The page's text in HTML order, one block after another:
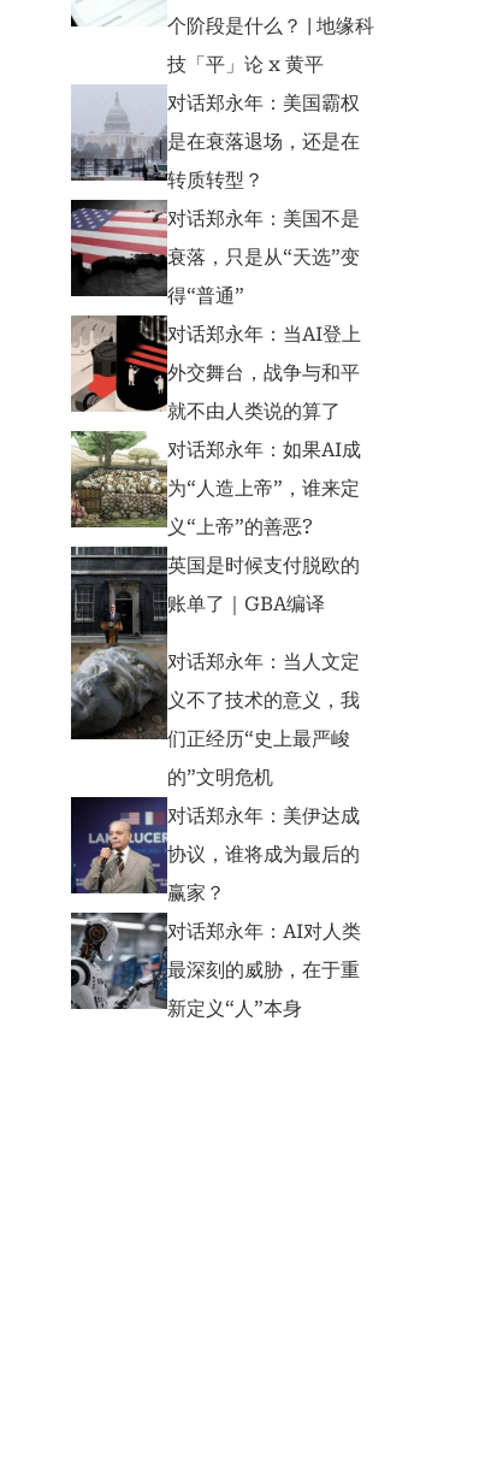
个阶段是什么？ | 地缘科
技「平」论 x 黄平
对话郑永年：美国霸权
是在衰落退场，还是在
转质转型？
对话郑永年：美国不是
衰落，只是从“天选”变
得“普通”
对话郑永年：当AI登上
外交舞台，战争与和平
就不由人类说的算了
对话郑永年：如果AI成
为“人造上帝”，谁来定
义“上帝”的善恶?
英国是时候支付脱欧的
账单了｜GBA编译
对话郑永年：当人文定
义不了技术的意义，我
们正经历“史上最严峻
的”文明危机
对话郑永年：美伊达成
协议，谁将成为最后的
赢家？
对话郑永年：AI对人类
最深刻的威胁，在于重
新定义“人”本身